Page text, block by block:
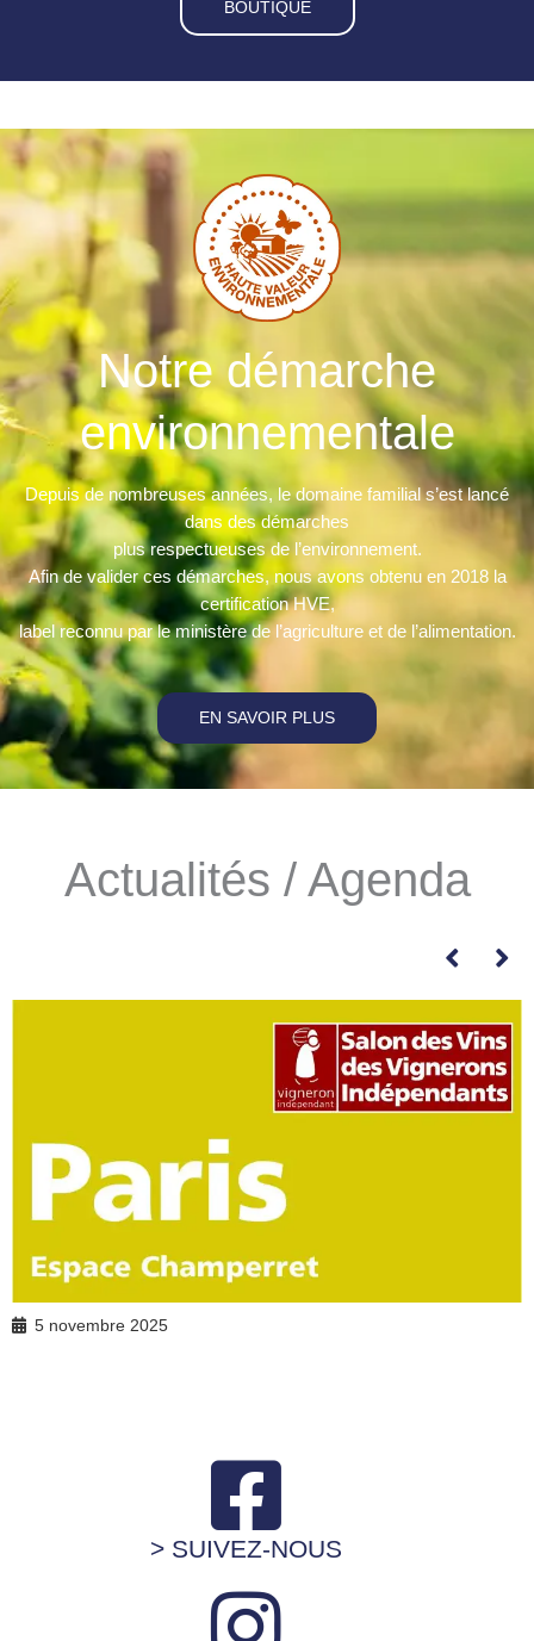
BOUTIQUE
Notre démarche
environnementale
Depuis de nombreuses années, le domaine familial s’est lancé
dans des démarches
plus respectueuses de l’environnement.
Afin de valider ces démarches, nous avons obtenu en 2018 la
certification HVE,
label reconnu par le ministère de l’agriculture et de l’alimentation.
EN SAVOIR PLUS
Actualités / Agenda
5 novembre 2025
> SUIVEZ-NOUS